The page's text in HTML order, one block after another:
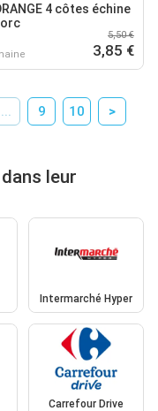
4 côtes échine
5,50 €
3,85 €
9 10 >
leur
Intermarché Hyper
Carrefour Drive